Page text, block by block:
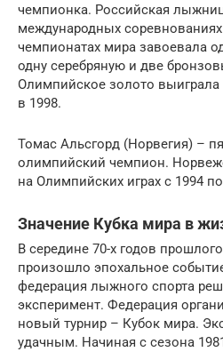
чемпионка. Российская
международных
чемпионатах мира завоевала
одну серебряную и две
Олимпийское золото выиграла
в 1998.
Томас Альсгорд (Норвегия) –
олимпийский чемпион.
на Олимпийских играх с 1994 по
Значение Кубка мира в
В середине 70-х годов
произошло эпохальное
федерация лыжного спорта
эксперимент. Федерация
новый турнир – Кубок мира.
удачным. Начиная с сезона